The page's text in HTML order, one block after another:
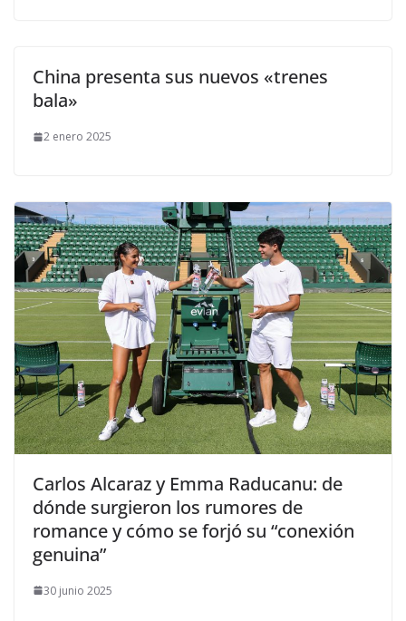
China presenta sus nuevos «trenes
bala»
2 enero 2025
​Carlos Alcaraz y Emma Raducanu: de
dónde surgieron los rumores de
romance y cómo se forjó su “conexión
genuina”
30 junio 2025